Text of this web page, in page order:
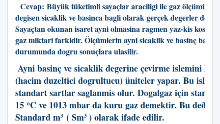
Cevap: Büyük tüketimli sayaçlar araciligi ile gaz ölçümü
degisen sicaklik ve basinca bagli olarak gerçek degerler de
Sayaçtan okunan isaret ayni olmasina ragmen yaz-kis
gaz miktari farkldir. Ölçümlerin ayni sicaklik ve basinç
durumunda dogru sonuçlara ulasilir.
Ayni basinç ve sicaklik degerine çevirme islemini
(hacim duzeltici dogrultucu) üniteler yapar. Bu
standart sartlar saglanmis olur. Dogalgaz için
15 oC ve 1013 mbar da kuru gaz demektir. Bu
Standard m3 ( Sm3 ) olarak ifade edilir.